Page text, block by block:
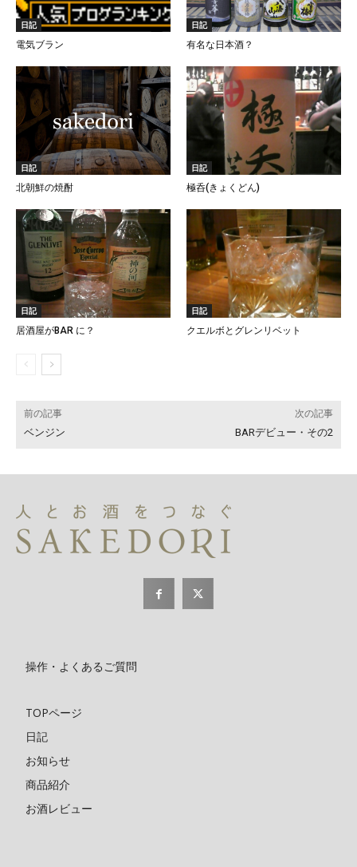
日記
電気ブラン
日記
有名な日本酒？
日記
北朝鮮の焼酎
日記
極呑(きょくどん)
日記
居酒屋がBAR に？
日記
クエルボとグレンリベット
前の記事
ベンジン
次の記事
BARデビュー・その2
操作・よくあるご質問
TOPページ
日記
お知らせ
商品紹介
お酒レビュー